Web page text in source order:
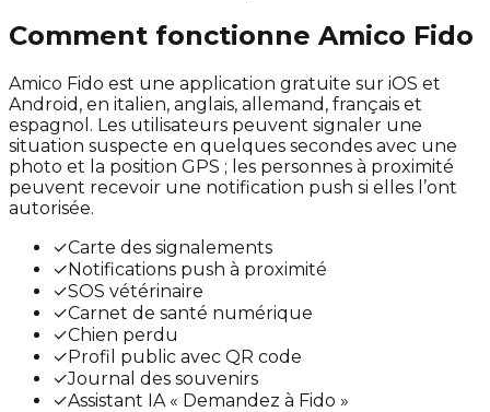
Comment fonctionne Amico Fido
Amico Fido est une application gratuite sur iOS et
Android, en italien, anglais, allemand, français et
espagnol. Les utilisateurs peuvent signaler une
situation suspecte en quelques secondes avec une
photo et la position GPS ; les personnes à proximité
peuvent recevoir une notification push si elles l’ont
autorisée.
✓Carte des signalements
✓Notifications push à proximité
✓SOS vétérinaire
✓Carnet de santé numérique
✓Chien perdu
✓Profil public avec QR code
✓Journal des souvenirs
✓Assistant IA « Demandez à Fido »